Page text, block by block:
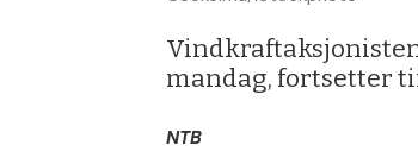
mandag, fortsetter
NTB